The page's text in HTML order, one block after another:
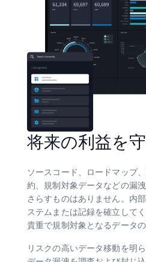
将来の利益を
ソースコード、ロードマップ
約、規制対象データなどの漏
さらすものはありません。内
貴重で規制対象となるデータ